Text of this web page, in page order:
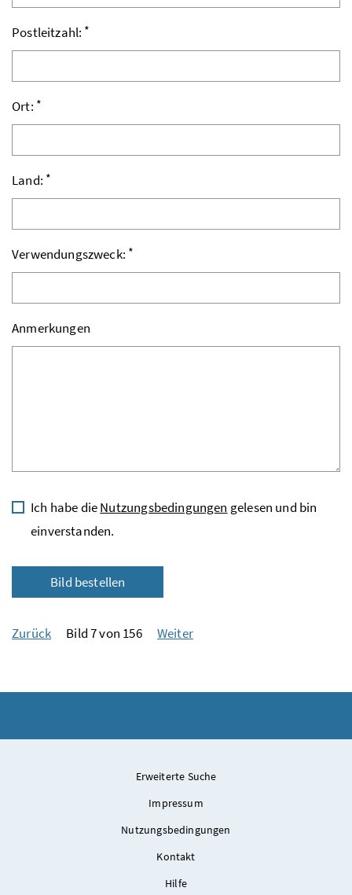
Postleitzahl: *
Ort: *
Land: *
Verwendungszweck: *
Anmerkungen
Ich habe dieNutzungsbedingungen gelesen und bin
einverstanden.
Bild bestellen
Zurück Bild 7 von 156 Weiter
Erweiterte Suche
Impressum
Nutzungsbedingungen
Kontakt
Hilfe